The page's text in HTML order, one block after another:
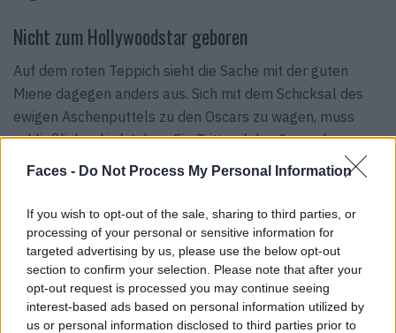
Faces - Do Not Process My Personal Information
If you wish to opt-out of the sale, sharing to third parties, or
processing of your personal or sensitive information for
targeted advertising by us, please use the below opt-out
section to confirm your selection. Please note that after your
opt-out request is processed you may continue seeing
interest-based ads based on personal information utilized by
us or personal information disclosed to third parties prior to
Nicht zum Hollywoodstar geboren
Auf dem roten Teppich sieht die Sache mit der guten
Miene dagegen anders aus. Sich mit dem Schicksal des
ewigen Aschenputtels zu den Oscars zu wagen, muss
schließlich schief gehen. Ein Tritt auf den Saum des
Designerfetzens genügt, um Hunderte Perlen-
kullern zu lassen. Die Purpur-Röte ihrer Wangen, das
hysterisch-verzweifelte Lächeln und der freie Blick auf
die fleischfarbene Stützwäsche machen Judy zwar
menschlich, erklären aber auch, warum sie weder
Klassensprecherin war, noch jemals die Hauptrolle
besetzen wird. „Das war der peinlichste Moment meines